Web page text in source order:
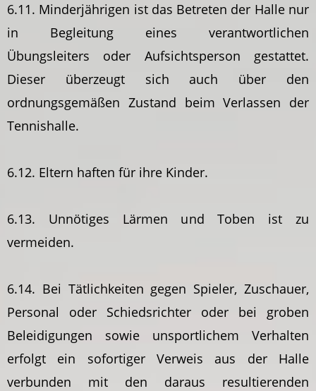
6.11. Minderjährigen ist das Betreten der Halle nur
in Begleitung eines verantwortlichen
Übungsleiters oder Aufsichtsperson gestattet.
Dieser überzeugt sich auch über den
ordnungsgemäßen Zustand beim Verlassen der
Tennishalle.
6.12. Eltern haften für ihre Kinder.
6.13. Unnötiges Lärmen und Toben ist zu
vermeiden.
6.14. Bei Tätlichkeiten gegen Spieler, Zuschauer,
Personal oder Schiedsrichter oder bei groben
Beleidigungen sowie unsportlichem Verhalten
erfolgt ein sofortiger Verweis aus der Halle
verbunden mit den daraus resultierenden